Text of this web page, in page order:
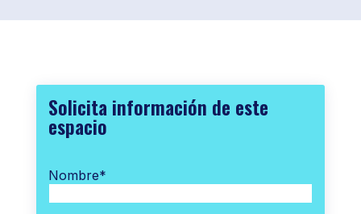
Solicita información de este
espacio
Nombre*